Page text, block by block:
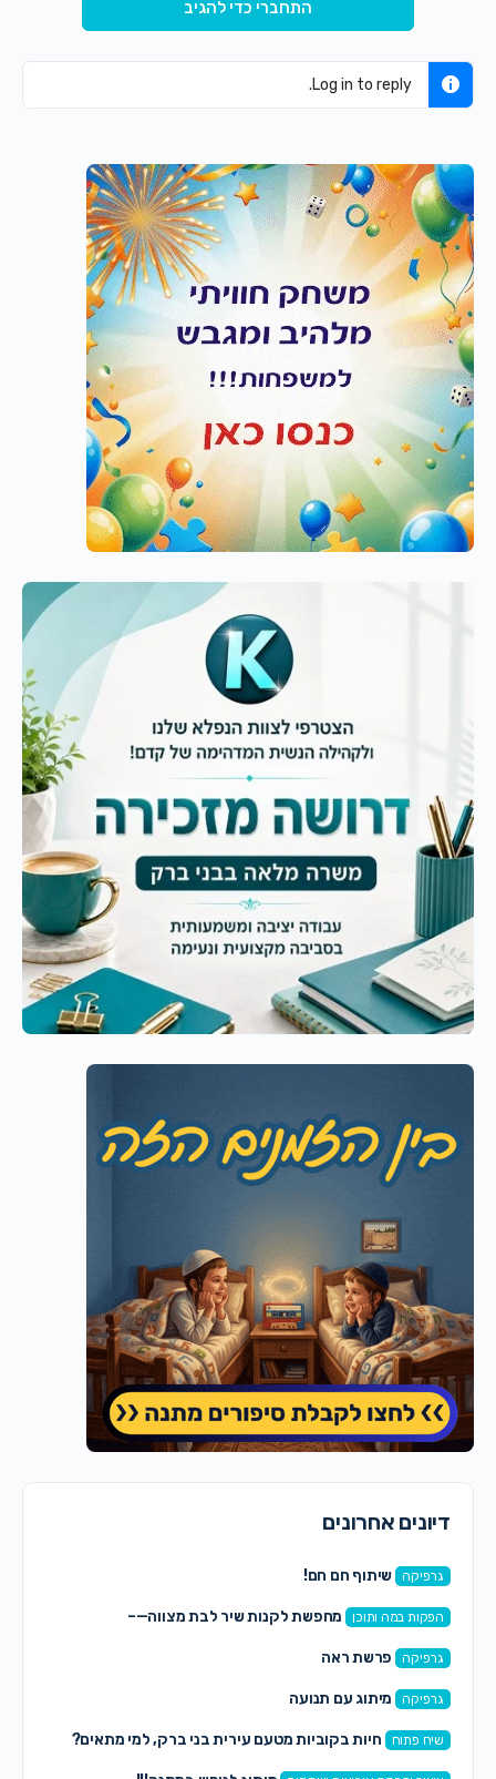
התחברי כדי להגיב
Log in to reply.
דיונים אחרונים
גרפיקה שיתוף חם חם!
הפקות במה ותוכן מחפשת לקנות שיר לבת מצווה—–
גרפיקה פרשת ראה
גרפיקה מיתוג עם תנועה
שיח פתוח חיות בקוביות מטעם עירית בני ברק, למי מתאים?